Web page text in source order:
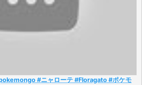
#ニャローテ #Floragato #ポケモ